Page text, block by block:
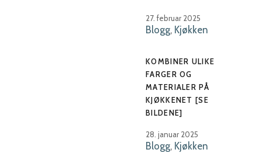
27. februar 2025
Blogg, Kjøkken
KOMBINER ULIKE
FARGER OG
MATERIALER PÅ
KJØKKENET [SE
BILDENE]
28. januar 2025
Blogg, Kjøkken